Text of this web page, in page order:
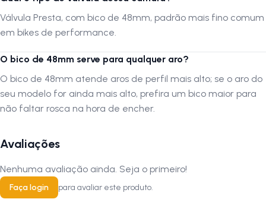
Válvula Presta, com bico de 48mm, padrão mais fino comum
em bikes de performance.
O bico de 48mm serve para qualquer aro?
O bico de 48mm atende aros de perfil mais alto; se o aro do
seu modelo for ainda mais alto, prefira um bico maior para
não faltar rosca na hora de encher.
Avaliações
Nenhuma avaliação ainda. Seja o primeiro!
Faça login para avaliar este produto.